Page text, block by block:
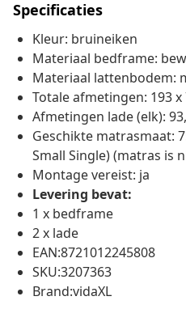
Specificaties
Kleur: bruineiken
Materiaal bedframe:
Materiaal lattenbodem:
Totale afmetingen: 193 x
Afmetingen lade (elk):
Geschikte matrasmaat:
Small Single) (matras is
Montage vereist: ja
Levering bevat:
1 x bedframe
2 x lade
EAN:8721012245808
SKU:3207363
Brand:vidaXL